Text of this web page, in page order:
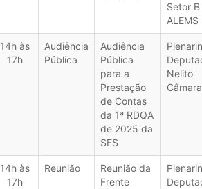
Setor B
ALEMS
14h às
17h
Audiência
Pública
Audiência
Pública
para a
Prestação
de Contas
da 1ª RDQA
de 2025 da
SES
Nelito
Câmara
14h às
17h
Reunião
Reunião da
Frente